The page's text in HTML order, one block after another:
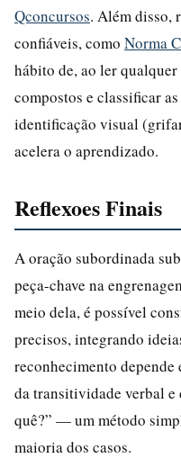
Qconcursos. Além disso,
confiáveis, como Norma
hábito de, ao ler
compostos e classificar
identificação visual
acelera o aprendizado.
Reflexoes Finais
A oração subordinada
peça-chave na
meio dela, é possível
precisos, integrando
reconhecimento depende
da transitividade verbal e
quê?” — um método
maioria dos casos.